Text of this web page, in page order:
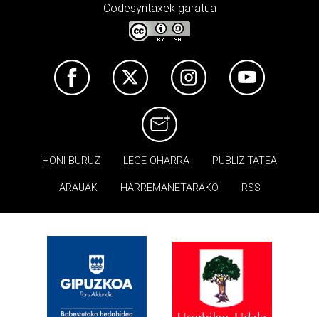
Codesyntaxek garatua
HONI BURUZ LEGE OHARRA PUBLIZITATEA
ARAUAK HARREMANETARAKO RSS